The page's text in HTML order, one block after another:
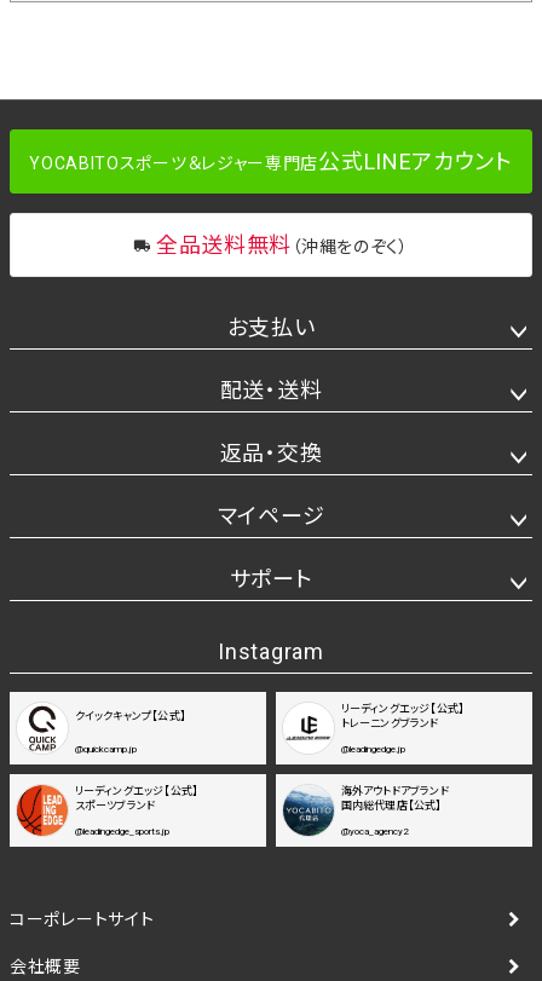
YOCABITOスポーツ＆レジャー専門店公式LINEアカウント
全品送料無料 （沖縄をのぞく）
お支払い
配送・送料
返品・交換
マイページ
サポート
Instagram
クイックキャンプ【公式】
@quickcamp.jp
リーディングエッジ【公式】
トレーニングブランド
@leadingedge.jp
リーディングエッジ【公式】
スポーツブランド
@leadingedge_sports.jp
海外アウトドアブランド
国内総代理店【公式】
@yoca_agency2
コーポレートサイト
会社概要